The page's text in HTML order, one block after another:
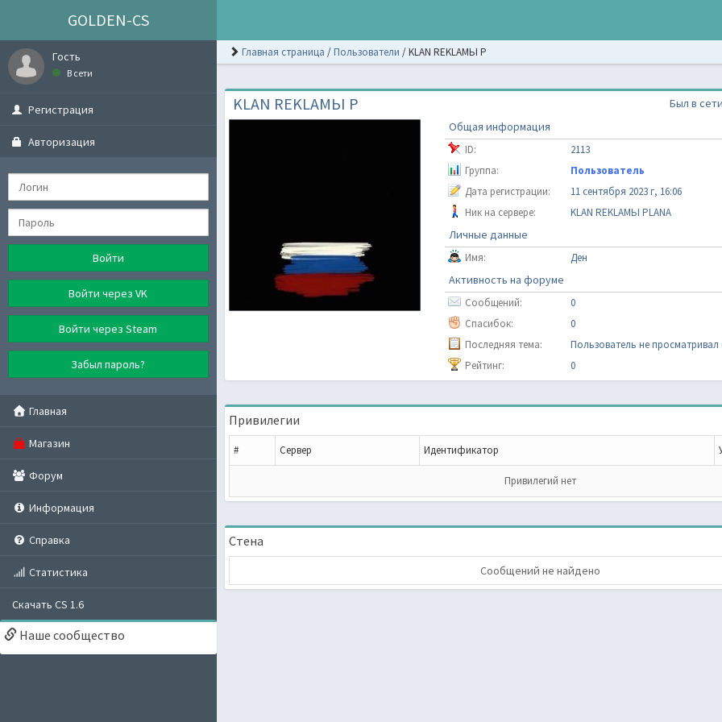
GOLDEN-CS
Гость
В сети
Регистрация
Авторизация
Войти
Войти через VK
Войти через Steam
Забыл пароль?
Главная
Магазин
Форум
Информация
Справка
Статистика
Скачать CS 1.6
Наше сообщество
Главная страница / Пользователи /KLAN REKLAMЬI P
KLAN REKLAMЬI P
Был в
Общая информация
ID:
2113
Группа:
Пользователь
Дата регистрации:
11 сентября 2023 г, 16:06
Ник на сервере:
KLAN REKLAMЬI PLANA
Личные данные
Имя: Ден
Активность на форуме
Сообщений:
0
Спасибок:
0
Последняя тема:
Пользователь не
Рейтинг:
0
Привилегии
# Сервер Идентификатор
Привилегий нет
Стена
Сообщений не найдено